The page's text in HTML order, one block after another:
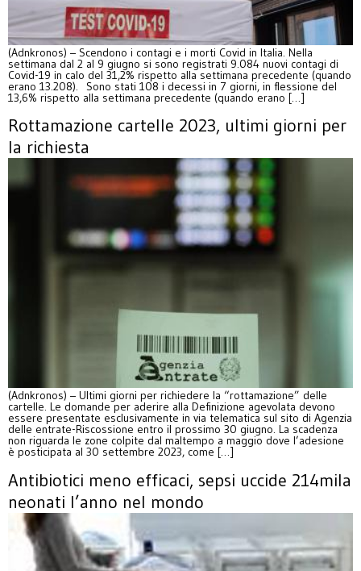
(Adnkronos) – Scendono i contagi e i morti Covid in Italia. Nella
settimana dal 2 al 9 giugno si sono registrati 9.084 nuovi contagi di
Covid-19 in calo del 31,2% rispetto alla settimana precedente (quando
erano 13.208). Sono stati 108 i decessi in 7 giorni, in flessione del
13,6% rispetto alla settimana precedente (quando erano […]
Rottamazione cartelle 2023, ultimi giorni per
la richiesta
(Adnkronos) – Ultimi giorni per richiedere la “rottamazione” delle
cartelle. Le domande per aderire alla Definizione agevolata devono
essere presentate esclusivamente in via telematica sul sito di Agenzia
delle entrate-Riscossione entro il prossimo 30 giugno. La scadenza
non riguarda le zone colpite dal maltempo a maggio dove l’adesione
è posticipata al 30 settembre 2023, come […]
Antibiotici meno efficaci, sepsi uccide 214mila
neonati l’anno nel mondo